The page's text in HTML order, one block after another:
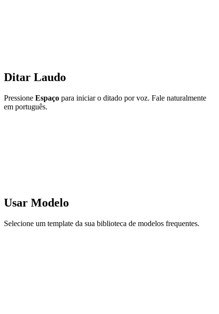
Ditar Laudo
Pressione Espaço para iniciar o ditado por voz. Fale naturalmente
em português.
Usar Modelo
Selecione um template da sua biblioteca de modelos frequentes.